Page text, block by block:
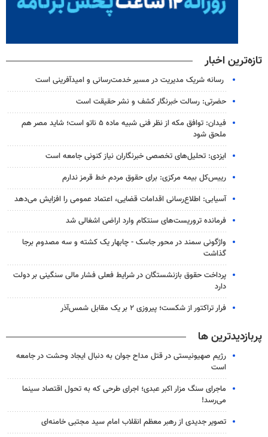
تازه‌ترین اخبار
رسانه شریک مدیریت در مسیر خدمت‌رسانی و امیدآفرینی است
حضرتی: رسالت خبرنگار کشف و نشر حقیقت است
فیدان: توافق مکه از نظر فنی شبیه ماده ۵ ناتو است؛ شاید مصر هم
ملحق شود
ایزدی: تحلیل‌های تخصصی خبرنگاران نیاز کنونی جامعه است
رییس‌کل بیمه مرکزی: برای حقوق مردم خط قرمز ندارم
آسیابی: اطلاع‌رسانی اقدامات قضایی، اعتماد عمومی را افزایش می‌دهد
فرمانده تروریست‌های سنتکام وارد اراضی اشغالی شد
واژگونی سمند در محور جاسک - چابهار یک کشته و سه مصدوم برجا
گذاشت
پرداخت حقوق بازنشستگان در شرایط فعلی فشار مالی سنگینی بر دولت
دارد
فرار تراکتور از شکست؛ پیروزی ۲ بر یک مقابل شمس‌آذر
پربازدیدترین ها
رژیم صهیونیستی در قتل مداح جوان به دنبال ایجاد وحشت در جامعه
است
ماجرای سنگ مزار اکبر عبدی؛ اجرای طرحی که به تحول اقتصاد سینما
می‌رسد!
تصویر جدیدی از رهبر معظم انقلاب امام سید مجتبی خامنه‌ای